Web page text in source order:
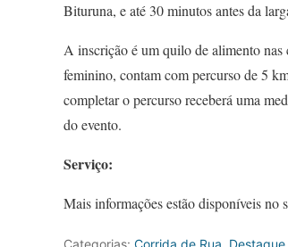
Bituruna, e até 30 minutos antes da
A inscrição é um quilo de alimento nas
feminino, contam com percurso de 5
completar o percurso receberá uma
do evento.
Serviço:
Mais informações estão disponíveis no